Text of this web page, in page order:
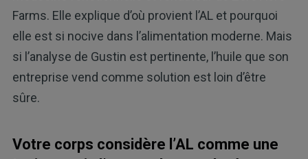
Farms. Elle explique d’où provient l’AL et pourquoi
elle est si nocive dans l’alimentation moderne. Mais
si l’analyse de Gustin est pertinente, l’huile que son
entreprise vend comme solution est loin d’être
sûre.
Votre corps considère l’AL comme une